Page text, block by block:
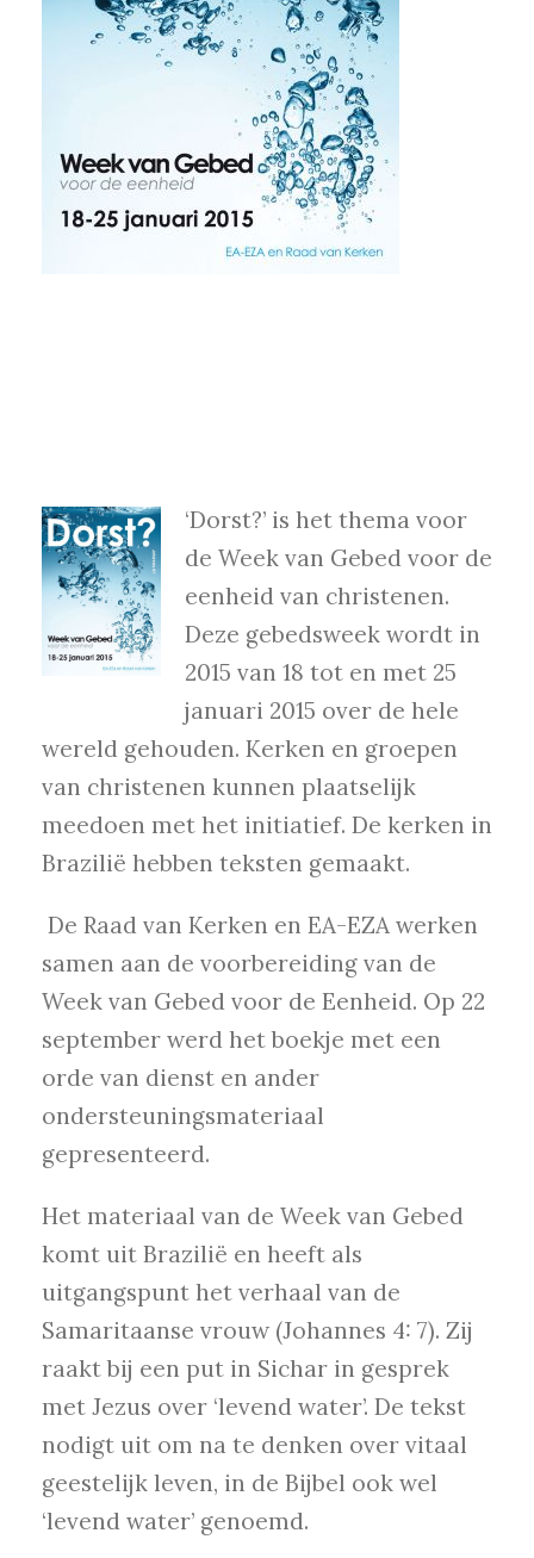
‘Dorst?’ is het thema voor
de Week van Gebed voor de
eenheid van christenen.
Deze gebedsweek wordt in
2015 van 18 tot en met 25
januari 2015 over de hele
wereld gehouden. Kerken en groepen
van christenen kunnen plaatselijk
meedoen met het initiatief. De kerken in
Brazilië hebben teksten gemaakt.
De Raad van Kerken en EA-EZA werken
samen aan de voorbereiding van de
Week van Gebed voor de Eenheid. Op 22
september werd het boekje met een
orde van dienst en ander
ondersteuningsmateriaal
gepresenteerd.
Het materiaal van de Week van Gebed
komt uit Brazilië en heeft als
uitgangspunt het verhaal van de
Samaritaanse vrouw (Johannes 4: 7). Zij
raakt bij een put in Sichar in gesprek
met Jezus over ‘levend water’. De tekst
nodigt uit om na te denken over vitaal
geestelijk leven, in de Bijbel ook wel
‘levend water’ genoemd.